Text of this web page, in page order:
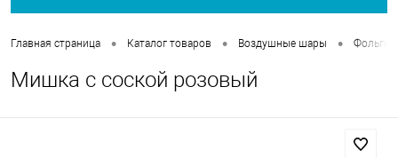
Главная страница • Каталог товаров • Воздушные шары •
Мишка с соской розовый